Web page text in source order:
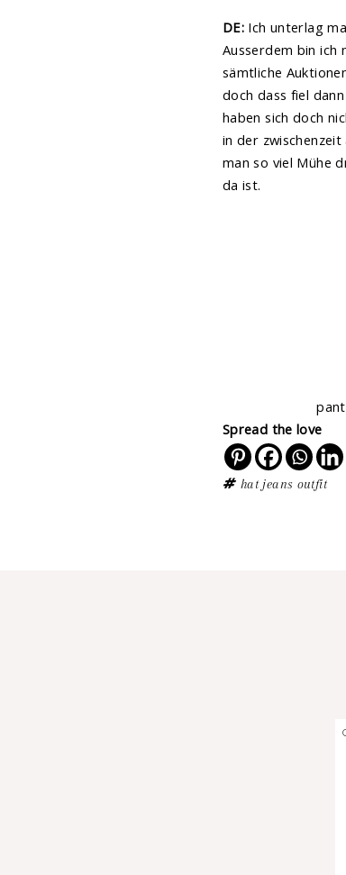
DE: Ich unterlag
Ausserdem bin ich
sämtliche
doch dass fiel
haben sich doch
in der
man so viel Mühe
da ist.
Spread the love
hat jeans outfit